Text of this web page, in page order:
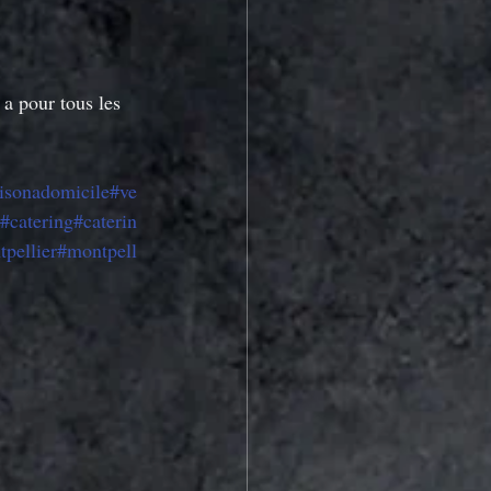
pour tous les
#ve
#catering#caterin
#montpell